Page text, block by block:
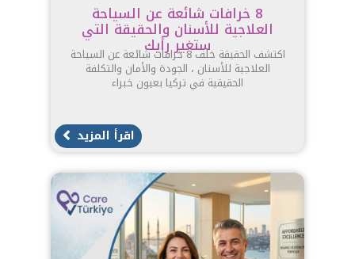
8 خرافات شائعة عن السياحة
العلاجية للأسنان والحقيقة التي
ستغير رأيك
اكتشف الحقيقة خلف 8 خرافات شائعة عن السياحة
العلاجية للأسنان ، الجودة والأمان والتكلفة
الحقيقية في تركيا بعيون خبراء
اقرأ المزيد